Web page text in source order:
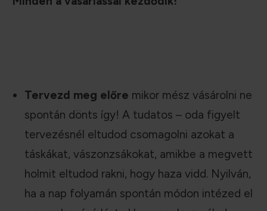
Tervezd meg előre mikor mész vásárolni ne
spontán dönts így! A tudatos – oda figyelt
tervezésnél eltudod csomagolni azokat a
táskákat, vászonzsákokat, amikbe a megvett
holmit eltudod rakni, hogy haza vidd. Nyilván,
ha a nap folyamán spontán módon intézed el